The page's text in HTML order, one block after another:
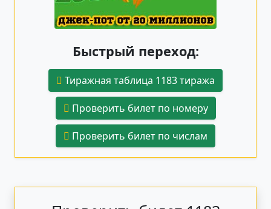
Быстрый переход:
Тиражная таблица 1183 тиража
Проверить билет по номеру
Проверить билет по числам